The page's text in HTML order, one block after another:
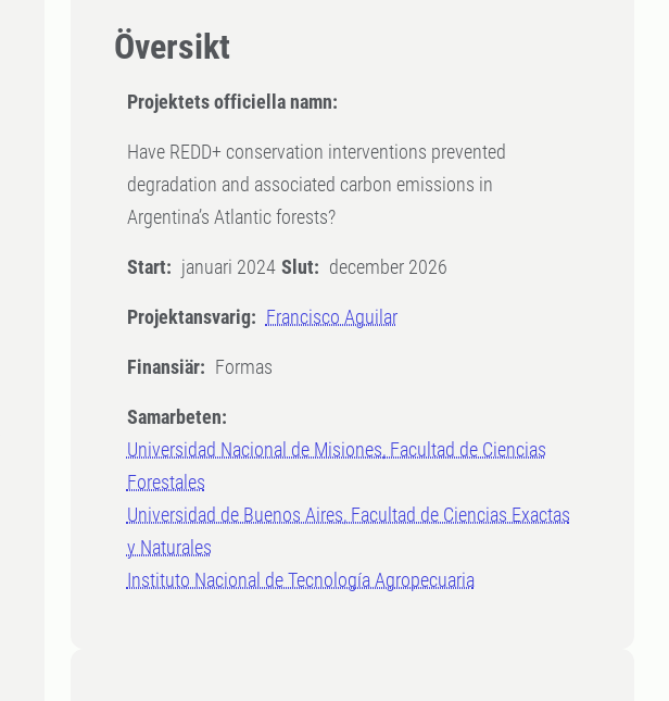
Översikt
Projektets officiella namn:
Have REDD+ conservation interventions prevented
degradation and associated carbon emissions in
Argentina’s Atlantic forests?
Start: januari 2024 Slut: december 2026
Projektansvarig: Francisco Aguilar
Finansiär: Formas
Samarbeten:
Universidad Nacional de Misiones, Facultad de Ciencias
Forestales
Universidad de Buenos Aires, Facultad de Ciencias Exactas
y Naturales
Instituto Nacional de Tecnología Agropecuaria